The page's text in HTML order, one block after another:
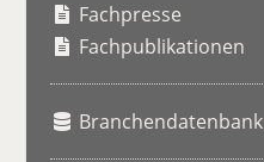
Fachpresse
Fachpublikationen
Branchendatenbank